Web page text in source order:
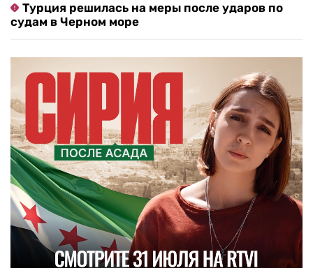
Турция решилась на меры после ударов по
судам в Черном море